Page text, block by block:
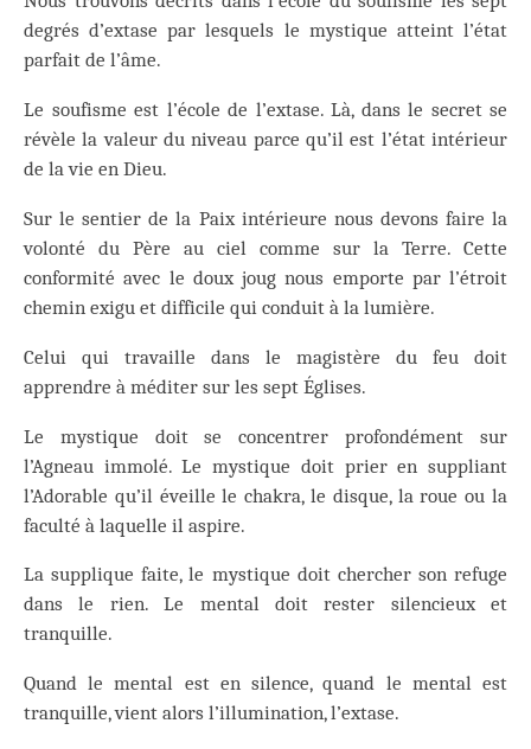
degrés d’extase par lesquels le mystique atteint l’état
parfait de l’âme.
Le soufisme est l’école de l’extase. Là, dans le secret se
révèle la valeur du niveau parce qu’il est l’état intérieur
de la vie en Dieu.
Sur le sentier de la Paix intérieure nous devons faire la
volonté du Père au ciel comme sur la Terre. Cette
conformité avec le doux joug nous emporte par l’étroit
chemin exigu et difficile qui conduit à la lumière.
Celui qui travaille dans le magistère du feu doit
apprendre à méditer sur les sept Églises.
Le mystique doit se concentrer profondément sur
l’Agneau immolé. Le mystique doit prier en suppliant
l’Adorable qu’il éveille le chakra, le disque, la roue ou la
faculté à laquelle il aspire.
La supplique faite, le mystique doit chercher son refuge
dans le rien. Le mental doit rester silencieux et
tranquille.
Quand le mental est en silence, quand le mental est
tranquille, vient alors l’illumination, l’extase.